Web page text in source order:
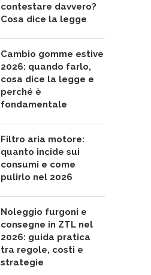
contestare davvero?
Cosa dice la legge
Cambio gomme estive
2026: quando farlo,
cosa dice la legge e
perché è
fondamentale
Filtro aria motore:
quanto incide sui
consumi e come
pulirlo nel 2026
Noleggio furgoni e
consegne in ZTL nel
2026: guida pratica
tra regole, costi e
strategie